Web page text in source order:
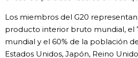
Los miembros del G20
producto interior bruto mundial, el
mundial y el 60% de la población
Estados Unidos, Japón, Reino